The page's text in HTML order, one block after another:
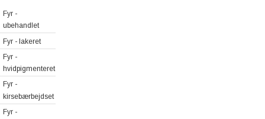
Mediehylder
Vinhylder
Fyr -
ubehandlet
Fyr - lakeret
Fyr -
hvidpigmenteret
Fyr -
kirsebærbejdset
Fyr -